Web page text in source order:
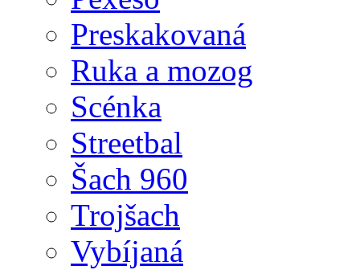
Preskakovaná
Ruka a mozog
Scénka
Streetbal
Šach 960
Trojšach
Vybíjaná